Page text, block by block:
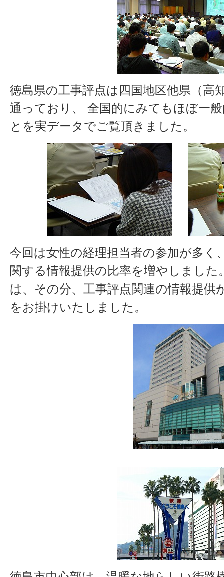
徳島県の工事評点は四国地区他県（高
通っており、 全国的にみてもほぼ一
とを実データでご覧頂きました。
今回は女性の経理担当者の参加が多く
関する情報提供の比率を増やしました
は、その分、工事評点関連の情報提供
をお掛けいたしました。